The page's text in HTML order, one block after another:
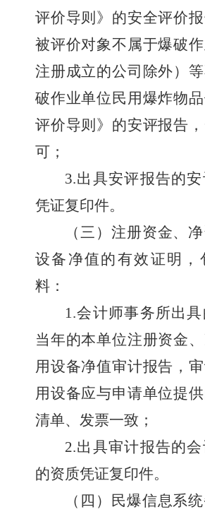
评价导则》的安全评价
被评价对象不属于爆破
注册成立的公司除外）
破作业单位民用爆炸物
评价导则》的安评报告
可；
3.出具安评报告的
凭证复印件。
（三）注册资金、
设备净值的有效证明，
料：
1.会计师事务所出
当年的本单位注册资金
用设备净值审计报告，
用设备应与申请单位提
清单、发票一致；
2.出具审计报告的
的资质凭证复印件。
（四）民爆信息系